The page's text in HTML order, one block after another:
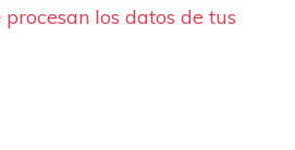
los datos de tus